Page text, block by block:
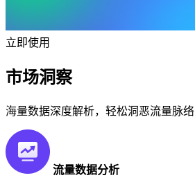
立即使用
市场洞察
海量数据深度解析，轻松洞恶流量脉络
流量数据分析